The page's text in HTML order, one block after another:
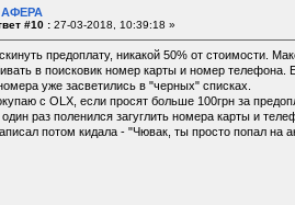
АФЕРА
#10 : 27-03-2018, 10:39:18 »
предоплату, никакой 50% от стоимости.
в поисковик номер карты и номер телефона.
уже засветились в "черных" списках.
с OLX, если просят больше 100грн за
раз поленился загуглить номера карты и
потом кидала - "Чювак, ты просто попал на